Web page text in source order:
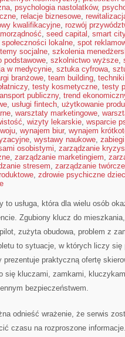
, psychologia nastolatków,
, relacje biznesowe,
kwalifikacyjne, rozwój
, seed capital , smart city
społeczności lokalne, spot
socjalne, szkolenia
podstawowe, szkolnictwo wyższe,
w medycynie, sztuka cyfrowa,
branżowe, team building,
, testy kosmetyczne, testy
publiczny, trend
, usługi fintech, użytkowanie
, warsztaty marketingowe,
, wizyty lekarskie, wsparcie
, wynajem biur, wynajem
, wystawy naukowe,
osobistymi, zarządzanie
, zarządzanie marketingiem,
stresem, zarządzanie twórcze
, zdrowie psychiczne
to usługa, która dla wielu osób
Zgubiony klucz do
zużyta obudowa, problem z
to sytuacje, w których liczy się
prezentuje praktyczną ofertę
się kluczami, zamkami,
bezpieczeństwem.
odnieść wrażenie, że serwis
czasu na rozproszone